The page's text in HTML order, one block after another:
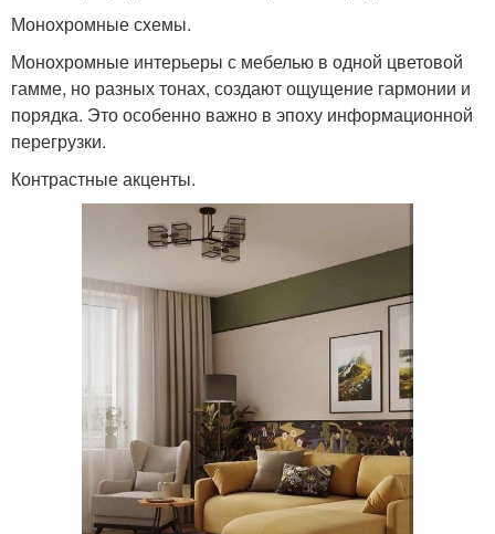
Монохромные схемы.
Монохромные интерьеры с мебелью в одной цветовой
гамме, но разных тонах, создают ощущение гармонии и
порядка. Это особенно важно в эпоху информационной
перегрузки.
Контрастные акценты.